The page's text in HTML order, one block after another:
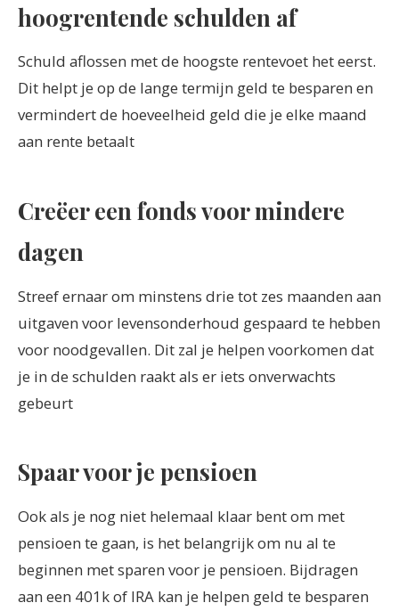
hoogrentende schulden af
Schuld aflossen met de hoogste rentevoet het eerst.
Dit helpt je op de lange termijn geld te besparen en
vermindert de hoeveelheid geld die je elke maand
aan rente betaalt
Creëer een fonds voor mindere
dagen
Streef ernaar om minstens drie tot zes maanden aan
uitgaven voor levensonderhoud gespaard te hebben
voor noodgevallen. Dit zal je helpen voorkomen dat
je in de schulden raakt als er iets onverwachts
gebeurt
Spaar voor je pensioen
Ook als je nog niet helemaal klaar bent om met
pensioen te gaan, is het belangrijk om nu al te
beginnen met sparen voor je pensioen. Bijdragen
aan een 401k of IRA kan je helpen geld te besparen